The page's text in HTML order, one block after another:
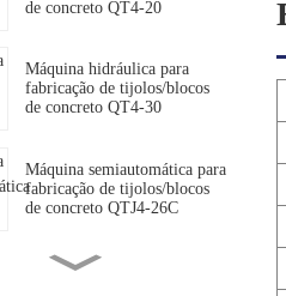
de concreto QT4-20
Máquina hidráulica para
fabricação de tijolos/blocos
de concreto QT4-30
Máquina semiautomática para
fabricação de tijolos/blocos
de concreto QTJ4-26C
Máquina semiautomática para